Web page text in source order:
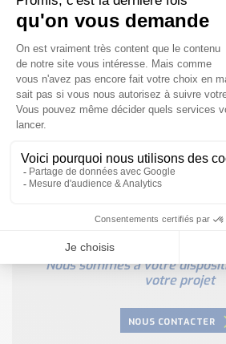
NOUS CONTACTER
Besoin d'aide pour
Nous sommes à votre
votre projet
NOUS CONTACTER